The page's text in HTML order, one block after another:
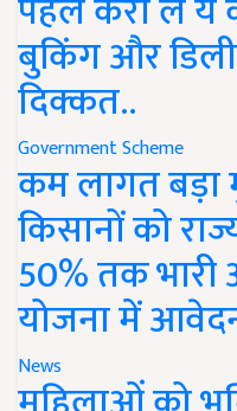
बुकिंग और
दिक्कत..
Government Scheme
कम लागत
किसानों को
50% तक
योजना में
News